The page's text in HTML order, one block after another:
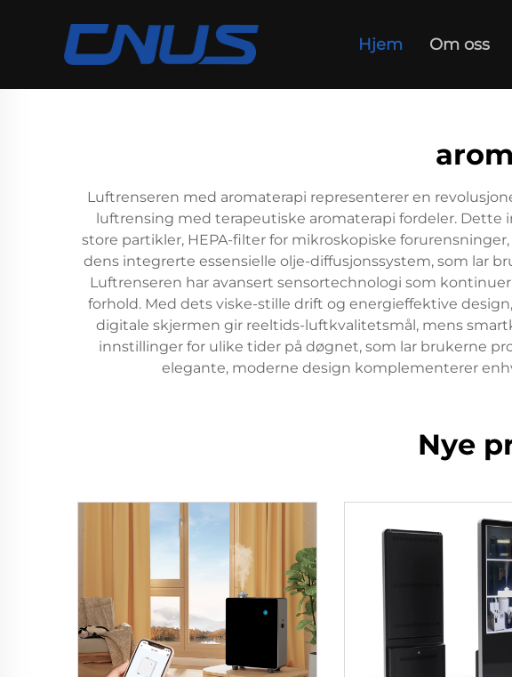
Hjem Om oss
Luftrenseren med aromaterapi representerer en
luftrensing med terapeutiske aromaterapi fordeler.
store partikler, HEPA-filter for mikroskopiske
dens integrerte essensielle olje-diffusjonssystem, som lar
Luftrenseren har avansert sensortechnologi som
forhold. Med dets viske-stille drift og energieffektive
digitale skjermen gir reeltids-luftkvalitetsmål, mens
innstillinger for ulike tider på døgnet, som lar brukerne
elegante, moderne design komplementerer
Nye